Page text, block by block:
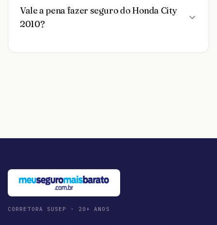
Vale a pena fazer seguro do Honda City
2010?
CORRETORA SUSEP · 20+ ANOS